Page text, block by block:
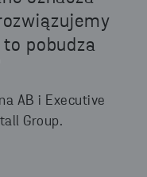
pobudza
AB i Executive
Group.